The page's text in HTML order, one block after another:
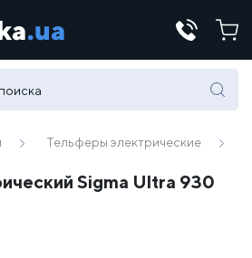
Телефоны:
430 82-15
Тельферы электрические
Sigma Ultra 930